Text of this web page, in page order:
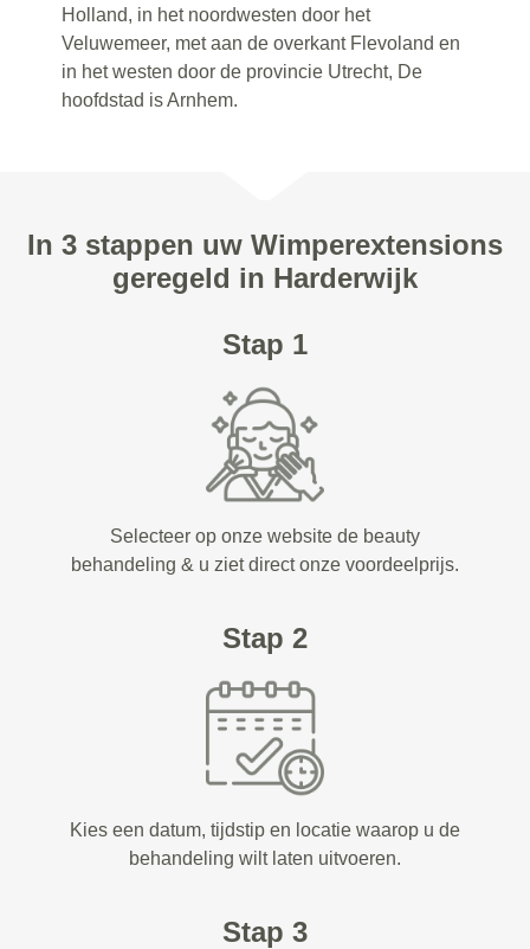
Holland, in het noordwesten door het
Veluwemeer, met aan de overkant Flevoland en
in het westen door de provincie Utrecht, De
hoofdstad is Arnhem.
In 3 stappen uw Wimperextensions
geregeld in Harderwijk
Stap 1
Selecteer op onze website de beauty
behandeling & u ziet direct onze voordeelprijs.
Stap 2
Kies een datum, tijdstip en locatie waarop u de
behandeling wilt laten uitvoeren.
Stap 3